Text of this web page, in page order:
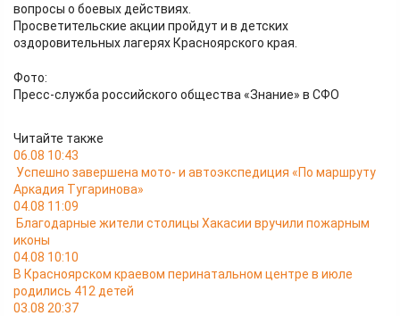
вопросы о боевых действиях.
Просветительские акции пройдут и в детских
оздоровительных лагерях Красноярского края.
Фото:
Пресс-служба российского общества «Знание» в СФО
Читайте также
06.08 10:43
Успешно завершена мото- и автоэкспедиция «По маршруту
Аркадия Тугаринова»
04.08 11:09
Благодарные жители столицы Хакасии вручили пожарным
иконы
04.08 10:10
В Красноярском краевом перинатальном центре в июле
родились 412 детей
03.08 20:37